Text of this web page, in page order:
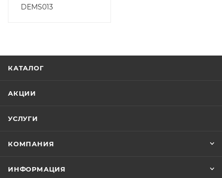
DEMS013
КАТАЛОГ
АКЦИИ
УСЛУГИ
КОМПАНИЯ
ИНФОРМАЦИЯ